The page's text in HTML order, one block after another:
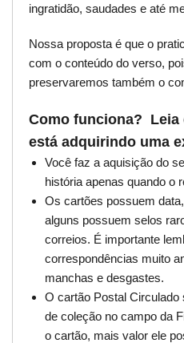
ingratidão, saudades e até
Nossa proposta é que o
com o conteúdo do verso,
preservaremos também o
Como funciona? Leia
está adquirindo uma
Você faz a aquisição do
história apenas quando o
Os cartões possuem
alguns possuem selos
correios. É importante
correspondências muito
manchas e desgastes.
O cartão Postal
de coleção no campo da
o cartão, mais valor ele